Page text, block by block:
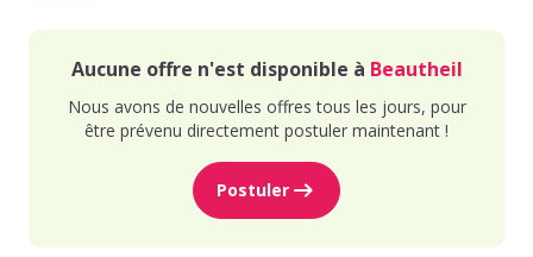
Aucune offre n'est disponible à Beautheil
Nous avons de nouvelles offres tous les jours, pour
être prévenu directement postuler maintenant !
Postuler